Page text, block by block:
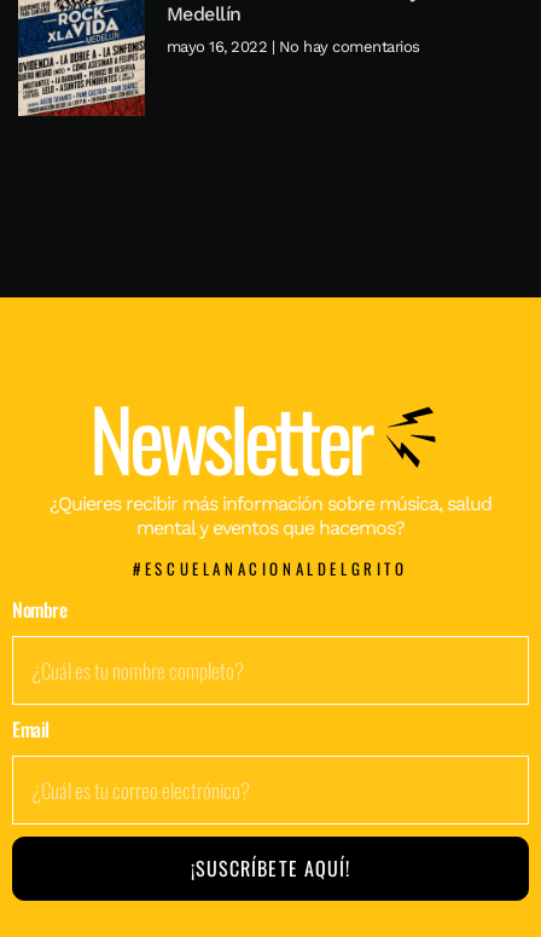
Medellín
mayo 16, 2022 No hay comentarios
Newsletter
¿Quieres recibir más información sobre música, salud
mental y eventos que hacemos?
#ESCUELANACIONALDELGRITO
Nombre
Email
¡SUSCRÍBETE AQUÍ!